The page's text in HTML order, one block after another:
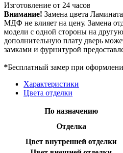
Изготовление от 24 часов
Внимание! Замена цвета
МДФ не влияет на цену. Замена
модели с одной стороны на
дополнительную плату дверь
замками и фурнитурой
*Бесплатный замер при
Характеристики
Цвета отделки
По назначению
Отделка
Цвет внутренней отделки